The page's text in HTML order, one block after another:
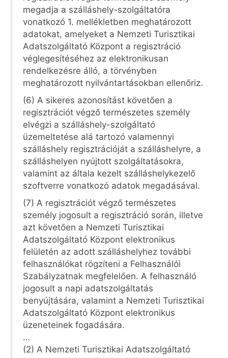
megadja a szálláshely-szolgáltatóra
vonatkozó 1. mellékletben meghatározott
adatokat, amelyeket a Nemzeti Turisztikai
Adatszolgáltató Központ a regisztráció
véglegesítéséhez az elektronikusan
rendelkezésre álló, a törvényben
meghatározott nyilvántartásokban ellenőriz.
(6) A sikeres azonosítást követően a
regisztrációt végző természetes személy
elvégzi a szálláshely-szolgáltató
üzemeltetése alá tartozó valamennyi
szálláshely regisztrációját a szálláshelyre, a
szálláshelyen nyújtott szolgáltatásokra,
valamint az általa kezelt szálláshelykezelő
szoftverre vonatkozó adatok megadásával.
(7) A regisztrációt végző természetes
személy jogosult a regisztráció során, illetve
azt követően a Nemzeti Turisztikai
Adatszolgáltató Központ elektronikus
felületén az adott szálláshelyhez további
felhasználókat rögzíteni a Felhasználói
Szabályzatnak megfelelően. A felhasználó
jogosult a napi adatszolgáltatás
benyújtására, valamint a Nemzeti Turisztikai
Adatszolgáltató Központ elektronikus
üzeneteinek fogadására.
…
(2) A Nemzeti Turisztikai Adatszolgáltató